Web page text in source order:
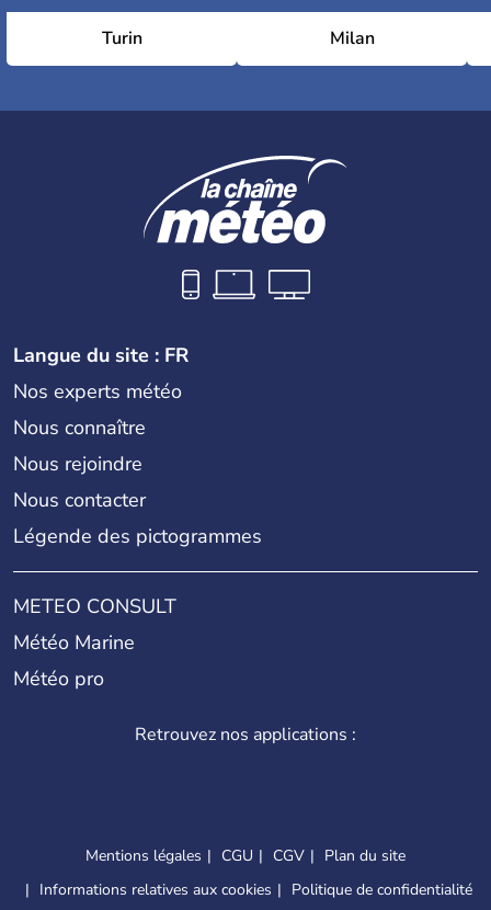
Turin Milan
Langue du site : FR
Nos experts météo
Nous connaître
Nous rejoindre
Nous contacter
Légende des pictogrammes
METEO CONSULT
Météo Marine
Météo pro
Retrouvez nos applications :
Mentions légales CGU CGV
Plan du site
Informations relatives aux cookies
Politique de confidentialité